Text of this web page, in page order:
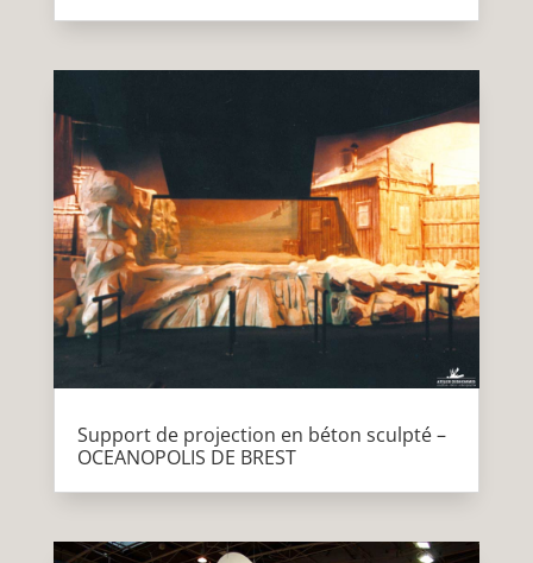
Support de projection en béton sculpté –
OCEANOPOLIS DE BREST